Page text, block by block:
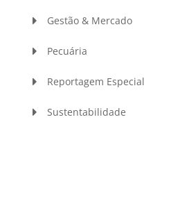
Gestão & Mercado
Pecuária
Reportagem Especial
Sustentabilidade